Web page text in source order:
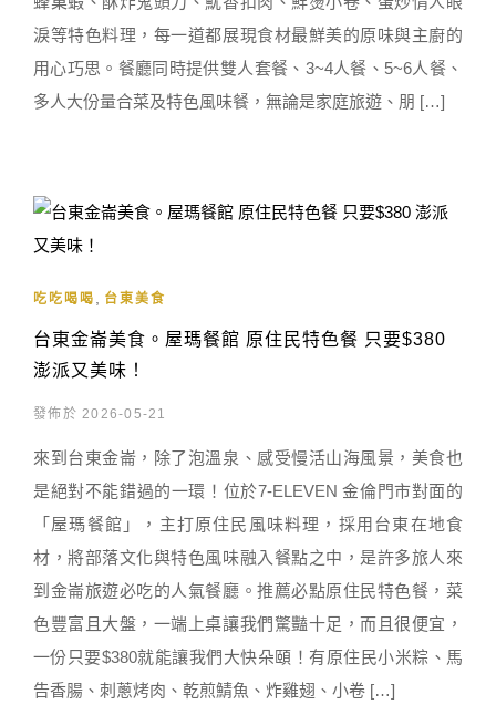
淚等特色料理，每一道都展現食材最鮮美的原味與主廚的
用心巧思。餐廳同時提供雙人套餐、3~4人餐、5~6人餐、
多人大份量合菜及特色風味餐，無論是家庭旅遊、朋 […]
吃吃喝喝 台東美食
台東金崙美食。屋瑪餐館 原住民特色餐 只要$380
澎派又美味！
發佈於 2026-05-21
來到台東金崙，除了泡溫泉、感受慢活山海風景，美食也
是絕對不能錯過的一環！位於7-ELEVEN 金倫門市對面的
「屋瑪餐館」，主打原住民風味料理，採用台東在地食
材，將部落文化與特色風味融入餐點之中，是許多旅人來
到金崙旅遊必吃的人氣餐廳。推薦必點原住民特色餐，菜
色豐富且大盤，一端上桌讓我們驚豔十足，而且很便宜，
一份只要$380就能讓我們大快朵頤！有原住民小米粽、馬
告香腸、刺蔥烤肉、乾煎鯖魚、炸雞翅、小卷 […]